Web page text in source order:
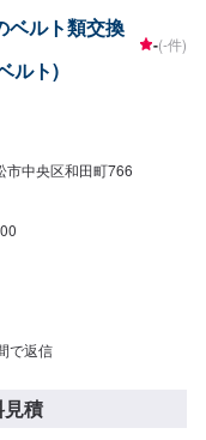
ベルト類交換
ルト)
-(-件)
市中央区和田町766
で返信
積